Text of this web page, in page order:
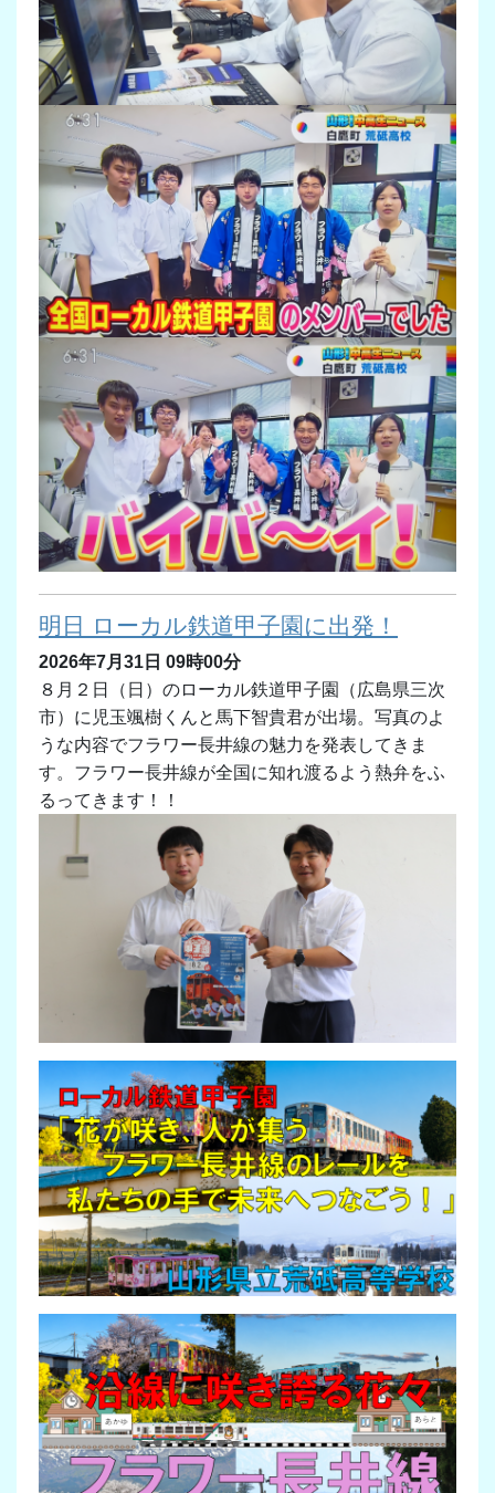
明日 ローカル鉄道甲子園に出発！
2026年7月31日 09時00分
８月２日（日）のローカル鉄道甲子園（広島県三次
市）に児玉颯樹くんと馬下智貴君が出場。写真のよ
うな内容でフラワー長井線の魅力を発表してきま
す。フラワー長井線が全国に知れ渡るよう熱弁をふ
るってきます！！